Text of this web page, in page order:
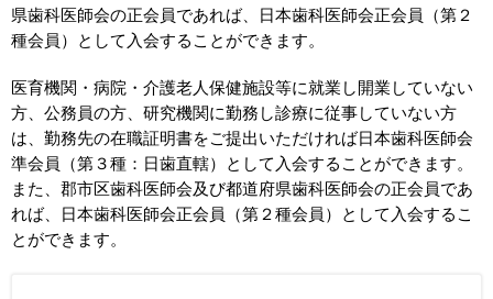
県歯科医師会の正会員であれば、日本歯科医師会正会員（第２
種会員）として入会することができます。
医育機関・病院・介護老人保健施設等に就業し開業していない
方、公務員の方、研究機関に勤務し診療に従事していない方
は、勤務先の在職証明書をご提出いただければ日本歯科医師会
準会員（第３種：日歯直轄）として入会することができます。
また、郡市区歯科医師会及び都道府県歯科医師会の正会員であ
れば、日本歯科医師会正会員（第２種会員）として入会するこ
とができます。